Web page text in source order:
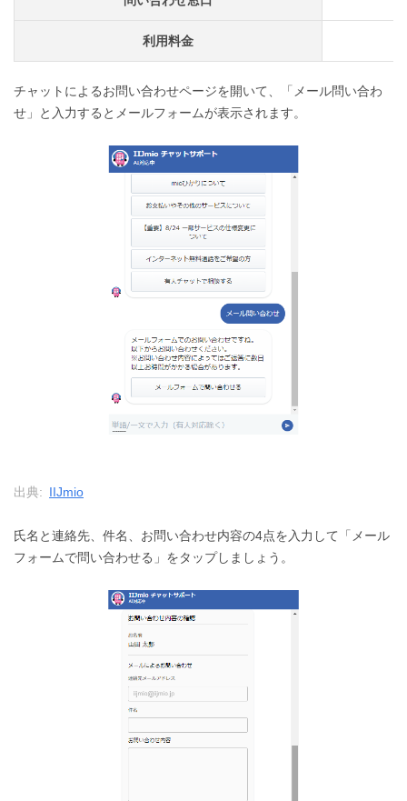
利用料金
チャットによるお問い合わせページを開いて、「メール問い合わ
せ」と入力するとメールフォームが表示されます。
出典: IIJmio
氏名と連絡先、件名、お問い合わせ内容の4点を入力して「メール
フォームで問い合わせる」をタップしましょう。